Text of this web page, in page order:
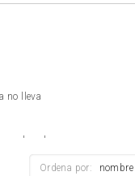
no lleva
con levadura
Ordena por: nombre